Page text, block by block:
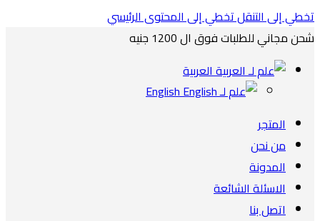
تخطي إلى التنقلتخطي إلى المحتوى الرئيسي
شحن مجاني للطلبات فوق ال 1200 جنيه
العربية
English
المتجر
من نحن
المدونة
الاسئلة الشائعة
اتصل بنا